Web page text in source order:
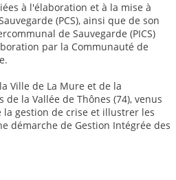
à l'élaboration et à la mise à
(PCS), ainsi que de son
de Sauvegarde (PICS)
par la Communauté de
Ville de La Mure et de la
la Vallée de Thônes (74), venus
gestion de crise et illustrer les
démarche de Gestion Intégrée des